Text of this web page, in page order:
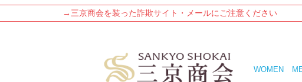
→三京商会を装った詐欺サイト・メールにご注意ください
WOMEN